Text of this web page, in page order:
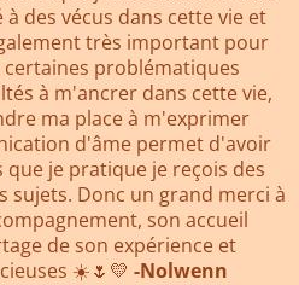
des vécus dans cette vie et
très important pour
problématiques
à m'ancrer dans cette vie,
ma place à m'exprimer
d'âme permet d'avoir
que je pratique je reçois des
sujets. Donc un grand merci à
son accueil
de son expérience et
☀️🌷💛 -Nolwenn